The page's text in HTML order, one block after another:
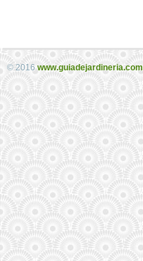
© 2016 www.guiadejardineria.com